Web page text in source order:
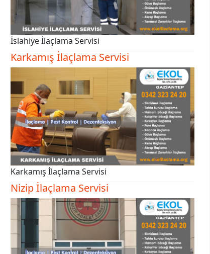
İslahiye İlaçlama Servisi
Karkamış İlaçlama Servisi
Karkamış İlaçlama Servisi
Nizip İlaçlama Servisi